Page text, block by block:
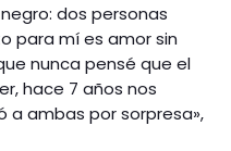
dos personas
para mí es amor sin
nunca pensé que el
hace 7 años nos
a ambas por sorpresa»,